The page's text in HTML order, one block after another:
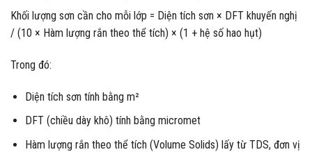
Khối lượng sơn cần cho mỗi lớp = Diện tích sơn × DFT khuyến nghị
/ (10 × Hàm lượng rắn theo thể tích) × (1 + hệ số hao hụt)
Trong đó:
Diện tích sơn tính bằng m²
DFT (chiều dày khô) tính bằng micromet
Hàm lượng rắn theo thể tích (Volume Solids) lấy từ TDS, đơn vị